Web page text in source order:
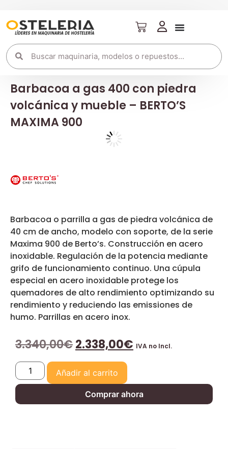
Barbacoa a gas 400 con piedra
volcánica y mueble – BERTO’S
MAXIMA 900
Barbacoa o parrilla a gas de piedra volcánica de
40 cm de ancho, modelo con soporte, de la serie
Maxima 900 de Berto’s. Construcción en acero
inoxidable. Regulación de la potencia mediante
grifo de funcionamiento continuo. Una cúpula
especial en acero inoxidable protege los
quemadores de alto rendimiento optimizando su
rendimiento y reduciendo las emissiones de
humo. Parrillas en acero inox.
3.340,00€2.338,00€ IVA no Incl.
Añadir al carrito
Comprar ahora